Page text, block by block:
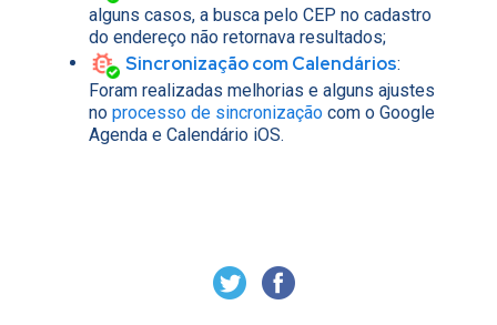
alguns casos, a busca pelo CEP no cadastro
do endereço não retornava resultados;
Sincronização com Calendários:
Foram realizadas melhorias e alguns ajustes
no processo de sincronização com o Google
Agenda e Calendário iOS.